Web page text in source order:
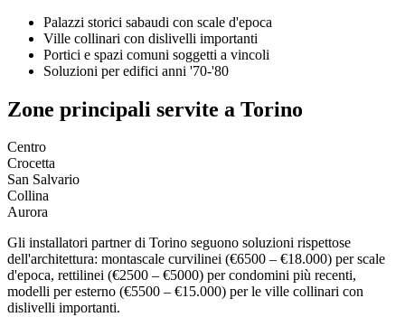
Palazzi storici sabaudi con scale d'epoca
Ville collinari con dislivelli importanti
Portici e spazi comuni soggetti a vincoli
Soluzioni per edifici anni '70-'80
Zone principali servite a Torino
Centro
Crocetta
San Salvario
Collina
Aurora
Gli installatori partner di Torino seguono soluzioni rispettose
dell'architettura: montascale curvilinei (€6500 – €18.000) per scale
d'epoca, rettilinei (€2500 – €5000) per condomini più recenti,
modelli per esterno (€5500 – €15.000) per le ville collinari con
dislivelli importanti.